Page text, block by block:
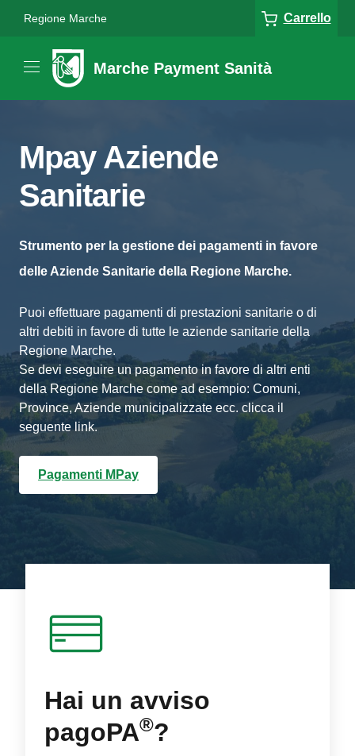
Regione Marche Carrello
Marche Payment Sanità
Mpay Aziende
Sanitarie
Strumento per la gestione dei pagamenti in favore
delle Aziende Sanitarie della Regione Marche.
Puoi effettuare pagamenti di prestazioni sanitarie o di
altri debiti in favore di tutte le aziende sanitarie della
Regione Marche.
Se devi eseguire un pagamento in favore di altri enti
della Regione Marche come ad esempio: Comuni,
Province, Aziende municipalizzate ecc. clicca il
seguente link.
Pagamenti MPay
Hai un avviso
pagoPA®?